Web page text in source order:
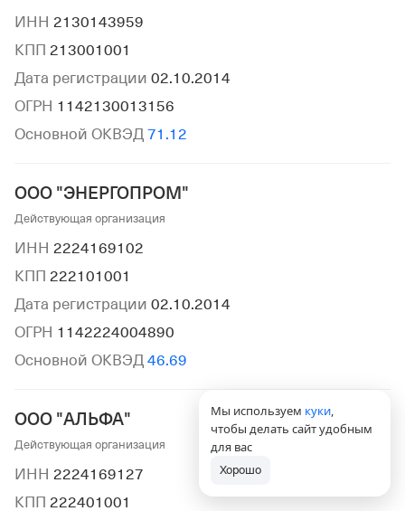
ИНН 2130143959
КПП 213001001
Дата регистрации 02.10.2014
ОГРН 1142130013156
Основной ОКВЭД 71.12
ООО "ЭНЕРГОПРОМ"
Действующая организация
ИНН 2224169102
КПП 222101001
Дата регистрации 02.10.2014
ОГРН 1142224004890
Основной ОКВЭД 46.69
ООО "АЛЬФА"
Действующая организация
ИНН 2224169127
КПП 222401001
Мы используем куки,
чтобы делать сайт удобным
для вас
Хорошо